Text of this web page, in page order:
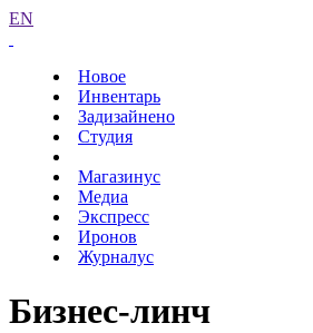
EN
Новое
Инвентарь
Задизайнено
Студия
Магазинус
Медиа
Экспресс
Иронов
Журналус
Бизнес-линч